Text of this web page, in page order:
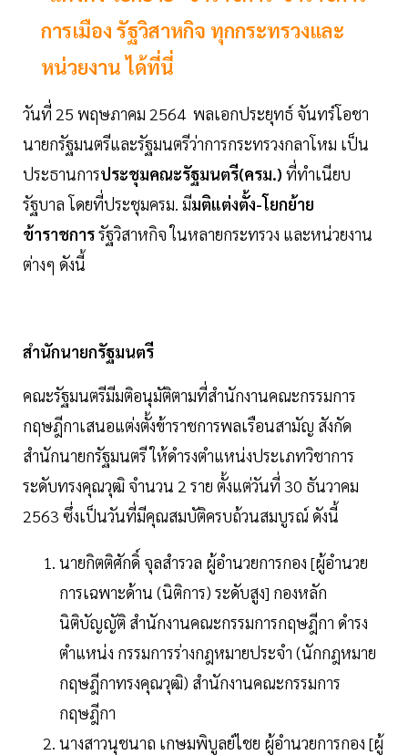
การเมือง รัฐวิสาหกิจ ทุกกระทรวงและ
หน่วยงาน ได้ที่นี่
วันที่ 25 พฤษภาคม 2564 พลเอกประยุทธ์ จันทร์โอชา
นายกรัฐมนตรีและรัฐมนตรีว่าการกระทรวงกลาโหม เป็น
ประธานการประชุมคณะรัฐมนตรี(ครม.) ที่ทำเนียบ
รัฐบาล โดยที่ประชุมครม. มีมติแต่งตั้ง-โยกย้าย
ข้าราชการรัฐวิสาหกิจ ในหลายกระทรวง และหน่วยงาน
ต่างๆ ดังนี้
สำนักนายกรัฐมนตรี
คณะรัฐมนตรีมีมติอนุมัติตามที่สำนักงานคณะกรรมการ
กฤษฎีกาเสนอแต่งตั้งข้าราชการพลเรือนสามัญ สังกัด
สำนักนายกรัฐมนตรี ให้ดำรงตำแหน่งประเภทวิชาการ
ระดับทรงคุณวุฒิ จำนวน 2 ราย ตั้งแต่วันที่ 30 ธันวาคม
2563 ซึ่งเป็นวันที่มีคุณสมบัติครบถ้วนสมบูรณ์ ดังนี้
นายกิตติศักดิ์ จุลสำรวล ผู้อำนวยการกอง [ผู้อำนวย
การเฉพาะด้าน (นิติการ) ระดับสูง] กองหลัก
นิติบัญญัติ สำนักงานคณะกรรมการกฤษฎีกา ดำรง
ตำแหน่ง กรรมการร่างกฎหมายประจำ (นักกฎหมาย
กฤษฎีกาทรงคุณวุฒิ) สำนักงานคณะกรรมการ
กฤษฎีกา
นางสาวนุชนาถ เกษมพิบูลย์ไชย ผู้อำนวยการกอง [ผู้